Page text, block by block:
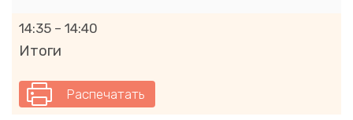
14:35 – 14:40
Итоги
Распечатать